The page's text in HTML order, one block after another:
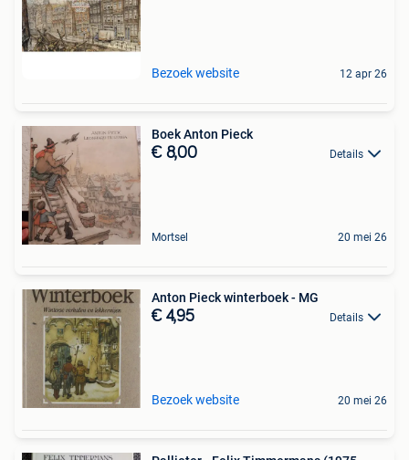
Bezoek website 12 apr 26
Boek Anton Pieck
€ 8,00 Details
Mortsel 20 mei 26
Anton Pieck winterboek - MG
€ 4,95 Details
Bezoek website 20 mei 26